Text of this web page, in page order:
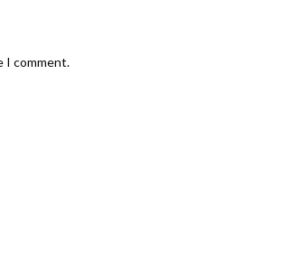
I comment.